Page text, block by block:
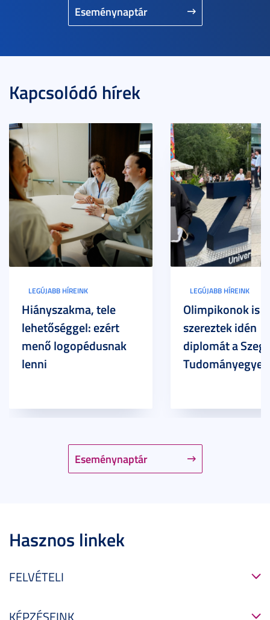
Eseménynaptár
Kapcsolódó hírek
Eseménynaptár
LEGÚJABB HÍREINK
Hiányszakma, tele
lehetőséggel: ezért
menő logopédusnak
lenni
LEGÚJABB HÍREINK
Olimpikonok is
szereztek idén
diplomát a
Hasznos linkek
FELVÉTELI
KÉPZÉSEINK